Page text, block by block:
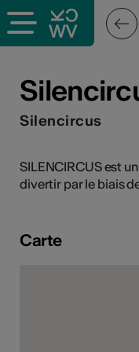
Silencircus
SILENCIRCUS est
divertir par le biais
Carte